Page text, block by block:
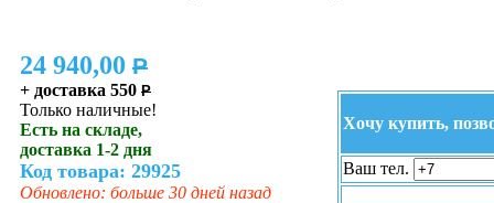
24 940,00 P
+ доставка 550 P
Только наличные!
Есть на складе,
доставка 1-2 дня
Код товара: 29925
Обновлено: больше 30 дней назад
Хочу купить,
Ваш тел.